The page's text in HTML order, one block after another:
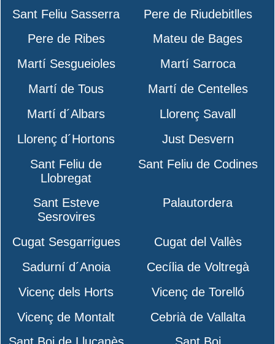
Sant Feliu Sasserra
Pere de Riudebitlles
Pere de Ribes
Mateu de Bages
Martí Sesgueioles
Martí Sarroca
Martí de Tous
Martí de Centelles
Martí d´Albars
Llorenç Savall
Llorenç d´Hortons
Just Desvern
Sant Feliu de
Llobregat
Sant Feliu de Codines
Sant Esteve
Sesrovires
Palautordera
Cugat Sesgarrigues
Cugat del Vallès
Sadurní d´Anoia
Cecília de Voltregà
Vicenç dels Horts
Vicenç de Torelló
Vicenç de Montalt
Cebrià de Vallalta